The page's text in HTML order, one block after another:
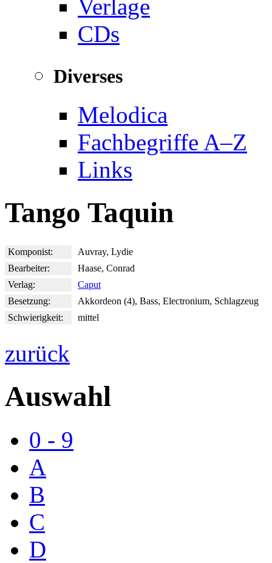
Verlage
CDs
Diverses
Melodica
Fachbegriffe A–Z
Links
Tango Taquin
Komponist:
Auvray, Lydie
Bearbeiter:
Haase, Conrad
Verlag:
Caput
Besetzung:
Akkordeon (4), Bass, Electronium, Schlagzeug
Schwierigkeit:
mittel
zurück
Auswahl
0 - 9
A
B
C
D